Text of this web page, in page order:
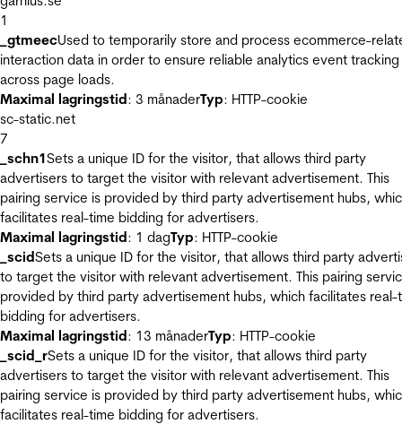
1
_gtmeecUsed to temporarily store and process ecommerce-
interaction data in order to ensure reliable analytics event tracking
across page loads.
Maximal lagringstid: 3 månaderTyp: HTTP-cookie
sc-static.net
7
_schn1Sets a unique ID for the visitor, that allows third party
advertisers to target the visitor with relevant advertisement. This
pairing service is provided by third party advertisement hubs,
facilitates real-time bidding for advertisers.
Maximal lagringstid: 1 dagTyp: HTTP-cookie
_scidSets a unique ID for the visitor, that allows third party
to target the visitor with relevant advertisement. This pairing
provided by third party advertisement hubs, which facilitates real-
bidding for advertisers.
Maximal lagringstid: 13 månaderTyp: HTTP-cookie
_scid_rSets a unique ID for the visitor, that allows third party
advertisers to target the visitor with relevant advertisement. This
pairing service is provided by third party advertisement hubs,
facilitates real-time bidding for advertisers.